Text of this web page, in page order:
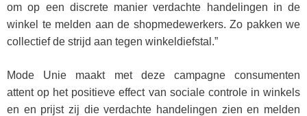
om op een discrete manier verdachte handelingen in de
winkel te melden aan de shopmedewerkers. Zo pakken we
collectief de strijd aan tegen winkeldiefstal.”
Mode Unie maakt met deze campagne consumenten
attent op het positieve effect van sociale controle in winkels
en en prijst zij die verdachte handelingen zien en melden